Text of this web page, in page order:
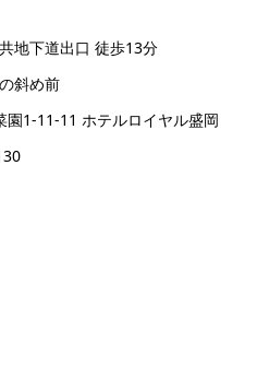
地下道出口 徒歩13分
斜め前
園1-11-11 ホテルロイヤル盛岡